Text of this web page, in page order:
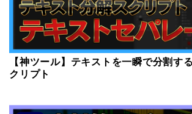
【神ツール】テキストを一瞬で分割
クリプト